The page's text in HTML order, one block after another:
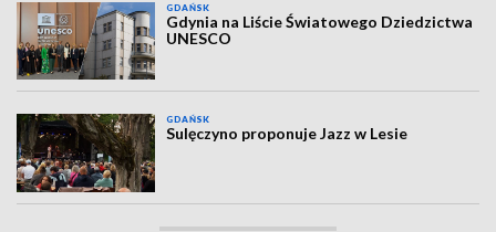
GDAŃSK
Gdynia na Liście Światowego Dziedzictwa
UNESCO
GDAŃSK
Sulęczyno proponuje Jazz w Lesie